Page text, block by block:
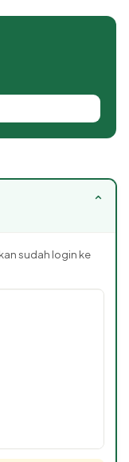
⌄
sudah login ke